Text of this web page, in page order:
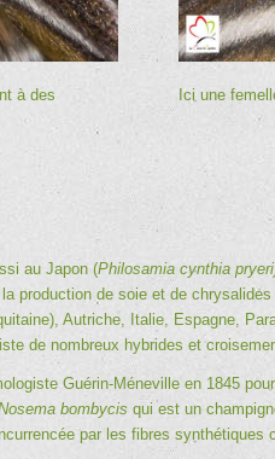
à des
Ici une
au Japon (Philosamia cynthia
production de soie et de
Autriche, Italie, Espagne,
de nombreux hybrides et
Guérin-Méneville en 1845
bombycis qui est un
par les fibres synthétiques